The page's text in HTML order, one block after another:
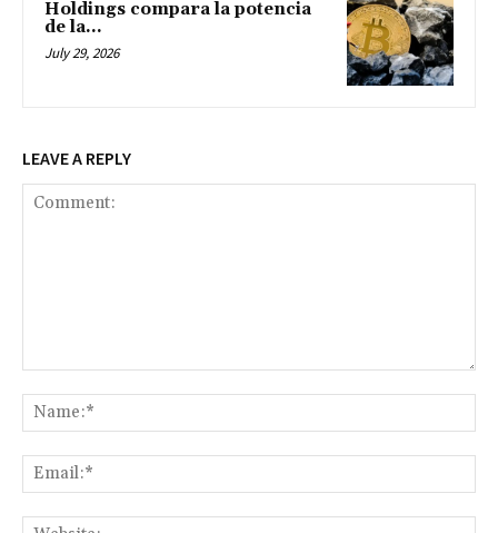
Holdings compara la potencia
de la...
July 29, 2026
LEAVE A REPLY